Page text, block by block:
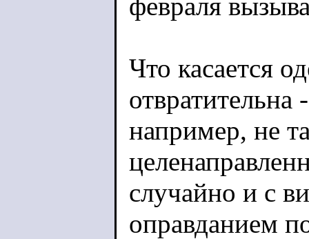
Что касается
например, не
случайно и с
оправданием